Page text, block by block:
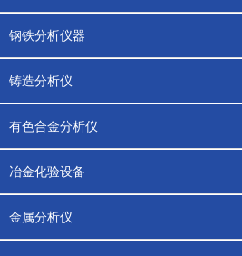
钢铁分析仪器
铸造分析仪
有色合金分析仪
冶金化验设备
金属分析仪